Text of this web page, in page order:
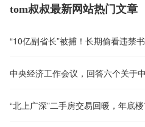
tom叔叔最新网站热门文章
“10亿副省长”被捕！长期偷看违禁书